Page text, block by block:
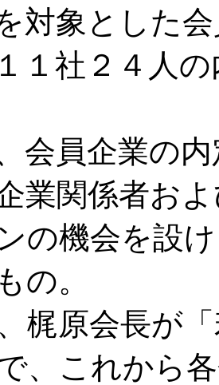
対象とした
１社２４人
会員企業の
業関係者お
の機会を設
の。
梶原会長が
、これから